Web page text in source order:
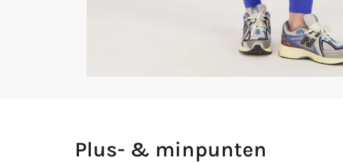
Plus- & minpunten